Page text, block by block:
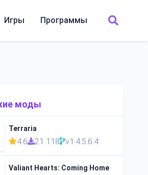
Игры Программы
моды
Terraria
4.6 21 118 v1.4.5.6.4
Valiant Hearts: Coming Home